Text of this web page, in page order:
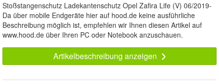
Stoßstangenschutz Ladekantenschutz Opel Zafira Life (V) 06/2019-
Da über mobile Endgeräte hier auf hood.de keine ausführliche
Beschreibung möglich ist, empfehlen wir Ihnen diesen Artikel auf
www.hood.de über Ihren PC oder Notebook anzuschauen.
Artikelbeschreibung anzeigen